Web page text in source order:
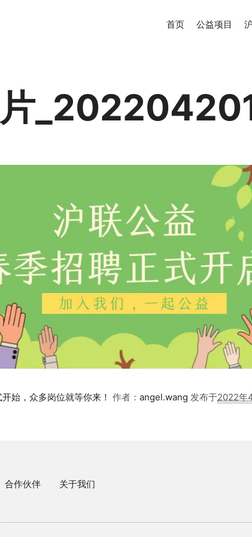
首页 公益项目
始，众多岗位就等你来！ 作者： angel.wang 发布于2022年
合作伙伴 关于我们